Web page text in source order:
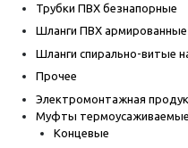
Трубки ПВХ безнапорные
Шланги ПВХ
Шланги спирально-витые
Прочее
Электромонтажная
Муфты термоусаживаемые
Концевые